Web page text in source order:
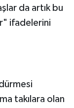
da artık bu
ifadelerini
takılara olan